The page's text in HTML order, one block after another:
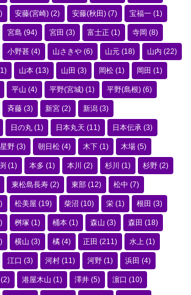
安藤(宮崎) (2) 安藤(秋田) (7) 宝福一 (1)
宮島 (94) 宮田 (3) 富士正 (1) 寺岡 (8)
小野甚 (4) 山さきや (6) 山元 (18) 山内 (22)
山本 (13) 山田 (3) 岡松 (1) 岡田 (1)
平山 (4) 平野(宮城) (1) 平野(島根) (6)
斉藤 (3) 新宮 (2) 新潟 (3)
日の丸 (1) 日本丸天 (11) 日本伝承 (3)
星野 (3) 朝日松 (4) 木下 (1) 木場 (5)
(1) 本多 (1) 本川 (2) 杉川 (1) 杉野 (2)
東松島長寿 (2) 東部 (12) 松中 (7)
松美屋 (19) 柴沼 (10) 栄 (1) 根田 (3)
桝塚 (1) 桶本 (1) 森山 (3) 森田 (18)
横山 (3) 橘 (4) 正田 (211) 水上 (1)
江口 (3) 河村 (11) 河野 (1) 浜田 (4)
(2) 港屋木山 (1) 澤井 (5) 濵口 (10)